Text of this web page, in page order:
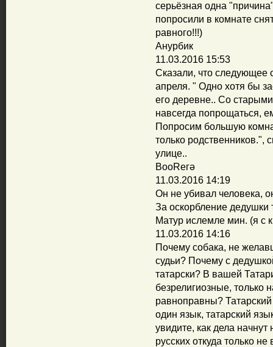
серьёзная одна
попросили в комнате
равного!!!)
Анурбик
11.03.2016 15:53
Сказали, что следующее
апреля. " Одно хотя бы
его деревне.. Со
навсегда попрощаться,
Попросим большую
только родственников.",
улице..
ВооReгә
11.03.2016 14:19
Он не убивал человека,
За оскорбление дедушки
Матур ислемле мин. (я с
11.03.2016 14:16
Почему собака, не
судьи? Почему с
татарски? В вашей
безрелигиозные, только
равноправны? Татарский
один язык, татарский
увидите, как дела
русских откуда только